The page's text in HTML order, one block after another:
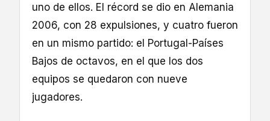
uno de ellos. El récord se dio en Alemania
2006, con 28 expulsiones, y cuatro fueron
en un mismo partido: el Portugal-Países
Bajos de octavos, en el que los dos
equipos se quedaron con nueve
jugadores.